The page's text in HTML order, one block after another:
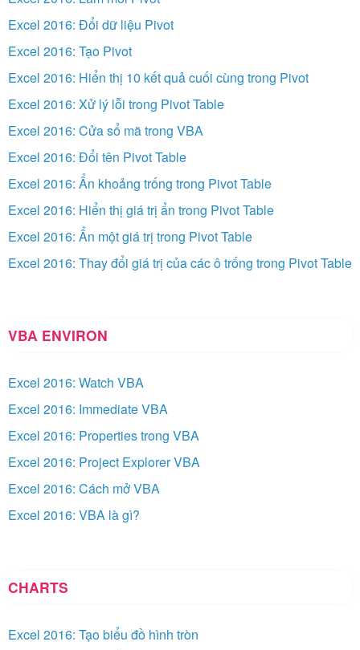
Excel 2016: Đổi dữ liệu Pivot
Excel 2016: Tạo Pivot
Excel 2016: Hiển thị 10 kết quả cuối cùng trong Pivot
Excel 2016: Xử lý lỗi trong Pivot Table
Excel 2016: Cửa sổ mã trong VBA
Excel 2016: Đổi tên Pivot Table
Excel 2016: Ẩn khoảng trống trong Pivot Table
Excel 2016: Hiển thị giá trị ẩn trong Pivot Table
Excel 2016: Ẩn một giá trị trong Pivot Table
Excel 2016: Thay đổi giá trị của các ô trống trong Pivot Table
VBA ENVIRON
Excel 2016: Watch VBA
Excel 2016: Immediate VBA
Excel 2016: Properties trong VBA
Excel 2016: Project Explorer VBA
Excel 2016: Cách mở VBA
Excel 2016: VBA là gì?
CHARTS
Excel 2016: Tạo biểu đồ hình tròn